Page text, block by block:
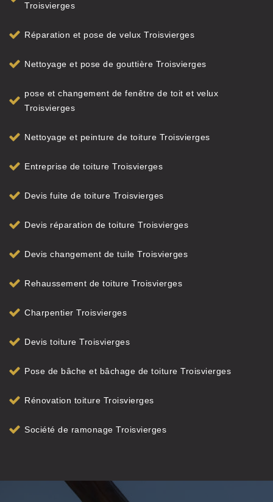
Troisvierges
Réparation et pose de velux Troisvierges
Nettoyage et pose de gouttière Troisvierges
pose et changement de fenêtre de toit et velux
Troisvierges
Nettoyage et peinture de toiture Troisvierges
Entreprise de toiture Troisvierges
Devis fuite de toiture Troisvierges
Devis réparation de toiture Troisvierges
Devis changement de tuile Troisvierges
Rehaussement de toiture Troisvierges
Charpentier Troisvierges
Devis toiture Troisvierges
Pose de bâche et bâchage de toiture Troisvierges
Rénovation toiture Troisvierges
Société de ramonage Troisvierges